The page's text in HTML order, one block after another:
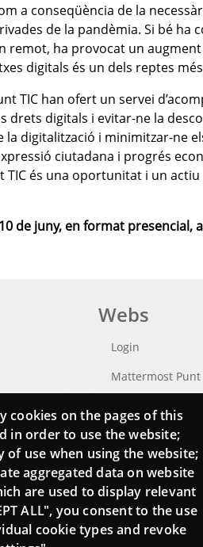
a conseqüència de la
de la pandèmia. Si bé ha
remot, ha provocat un
digitals és un dels reptes
TIC han ofert un servei
drets digitals i evitar-ne la
la digitalització i minimitzar-ne
ciutadana i progrés
TIC és una oportunitat i un
de juny, en format presencial,
Webs
Login
Mattermost Punt
cookies on the pages of this
in order to use the website;
use when using the website;
aggregated data on website
are used to display relevant
ALL", you consent to the use
cookie types and revoke